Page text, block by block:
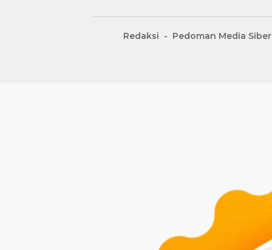
Redaksi Pedoman Media Siber